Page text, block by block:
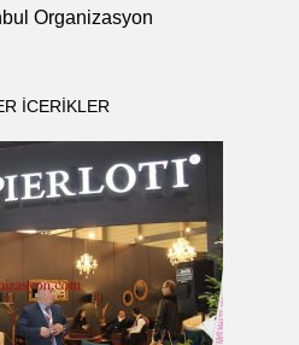
Organizasyon
ICERIKLER